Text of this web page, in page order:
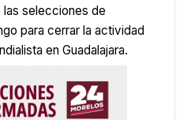
las selecciones de
para cerrar la actividad
en Guadalajara.